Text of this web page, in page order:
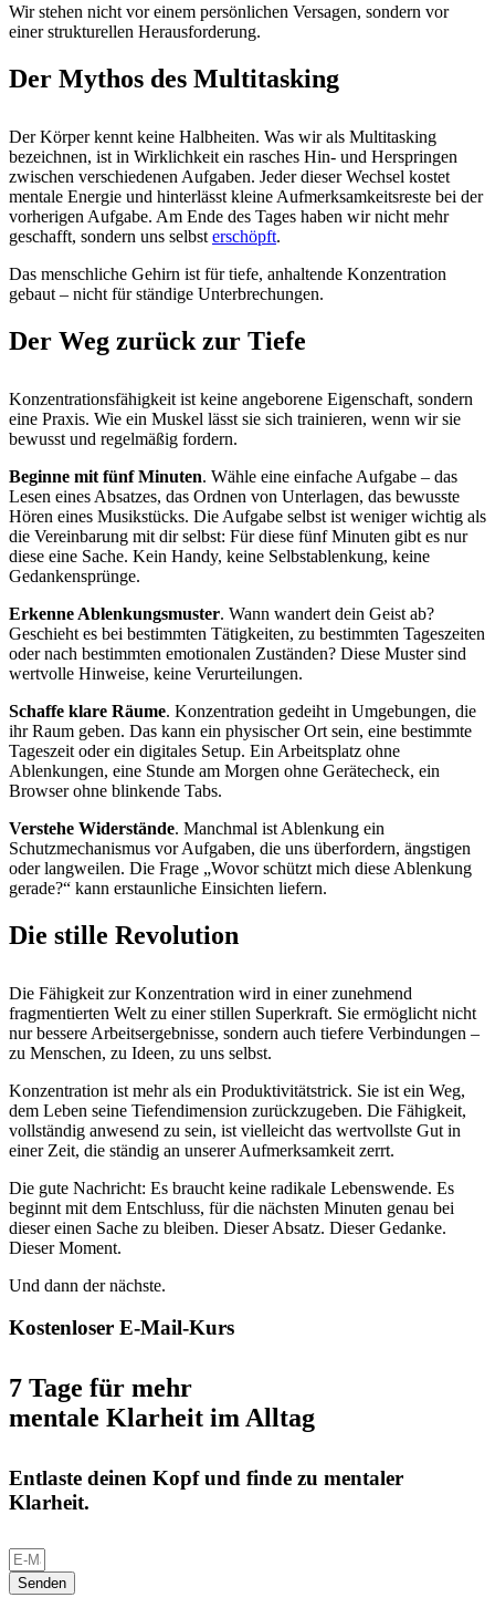
Wir stehen nicht vor einem persönlichen Versagen, sondern vor
einer strukturellen Herausforderung.
Der Mythos des Multitasking
Der Körper kennt keine Halbheiten. Was wir als Multitasking
bezeichnen, ist in Wirklichkeit ein rasches Hin- und Herspringen
zwischen verschiedenen Aufgaben. Jeder dieser Wechsel kostet
mentale Energie und hinterlässt kleine Aufmerksamkeitsreste bei der
vorherigen Aufgabe. Am Ende des Tages haben wir nicht mehr
geschafft, sondern uns selbst erschöpft.
Das menschliche Gehirn ist für tiefe, anhaltende Konzentration
gebaut – nicht für ständige Unterbrechungen.
Der Weg zurück zur Tiefe
Konzentrationsfähigkeit ist keine angeborene Eigenschaft, sondern
eine Praxis. Wie ein Muskel lässt sie sich trainieren, wenn wir sie
bewusst und regelmäßig fordern.
Beginne mit fünf Minuten. Wähle eine einfache Aufgabe – das
Lesen eines Absatzes, das Ordnen von Unterlagen, das bewusste
Hören eines Musikstücks. Die Aufgabe selbst ist weniger wichtig als
die Vereinbarung mit dir selbst: Für diese fünf Minuten gibt es nur
diese eine Sache. Kein Handy, keine Selbstablenkung, keine
Gedankensprünge.
Erkenne Ablenkungsmuster. Wann wandert dein Geist ab?
Geschieht es bei bestimmten Tätigkeiten, zu bestimmten Tageszeiten
oder nach bestimmten emotionalen Zuständen? Diese Muster sind
wertvolle Hinweise, keine Verurteilungen.
Schaffe klare Räume. Konzentration gedeiht in Umgebungen, die
ihr Raum geben. Das kann ein physischer Ort sein, eine bestimmte
Tageszeit oder ein digitales Setup. Ein Arbeitsplatz ohne
Ablenkungen, eine Stunde am Morgen ohne Gerätecheck, ein
Browser ohne blinkende Tabs.
Verstehe Widerstände. Manchmal ist Ablenkung ein
Schutzmechanismus vor Aufgaben, die uns überfordern, ängstigen
oder langweilen. Die Frage „Wovor schützt mich diese Ablenkung
gerade?“ kann erstaunliche Einsichten liefern.
Die stille Revolution
Die Fähigkeit zur Konzentration wird in einer zunehmend
fragmentierten Welt zu einer stillen Superkraft. Sie ermöglicht nicht
nur bessere Arbeitsergebnisse, sondern auch tiefere Verbindungen –
zu Menschen, zu Ideen, zu uns selbst.
Konzentration ist mehr als ein Produktivitätstrick. Sie ist ein Weg,
dem Leben seine Tiefendimension zurückzugeben. Die Fähigkeit,
vollständig anwesend zu sein, ist vielleicht das wertvollste Gut in
einer Zeit, die ständig an unserer Aufmerksamkeit zerrt.
Die gute Nachricht: Es braucht keine radikale Lebenswende. Es
beginnt mit dem Entschluss, für die nächsten Minuten genau bei
dieser einen Sache zu bleiben. Dieser Absatz. Dieser Gedanke.
Dieser Moment.
Und dann der nächste.
Kostenloser E-Mail-Kurs
7 Tage für mehr
mentale Klarheit im Alltag
Entlaste deinen Kopf und finde zu mentaler
Klarheit.
Senden